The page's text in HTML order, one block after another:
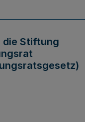
die Stiftung